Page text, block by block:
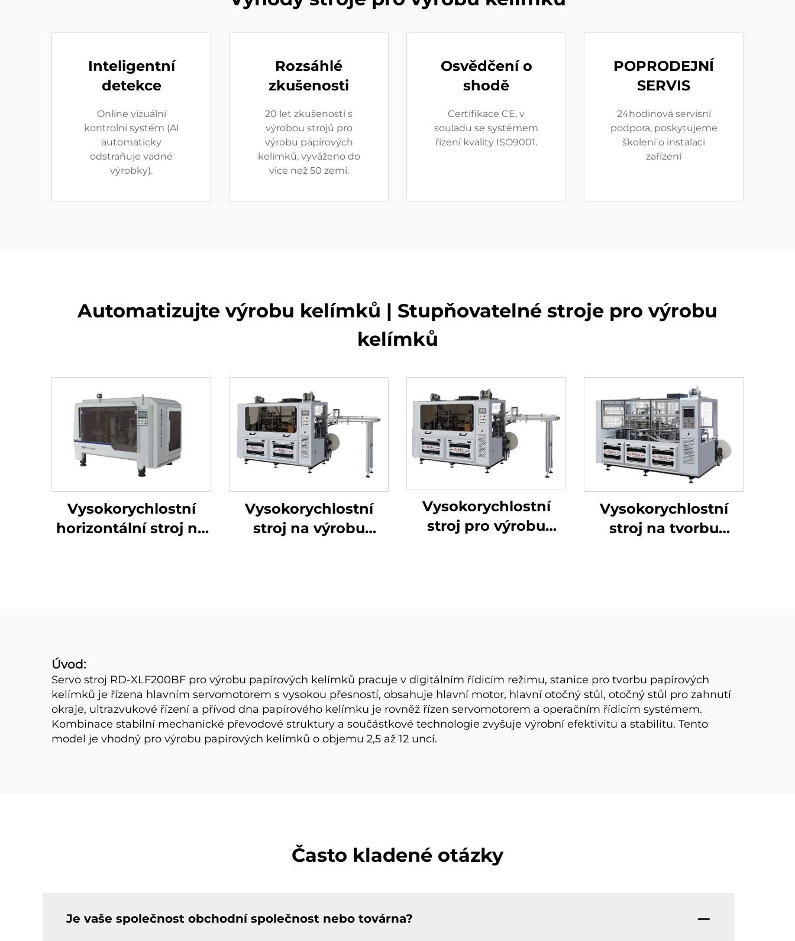
Inteligentní
detekce
Online vizuální
kontrolní systém (AI
automaticky
odstraňuje vadné
výrobky).
Rozsáhlé
zkušenosti
20 let zkušeností s
výrobou strojů pro
výrobu papírových
kelímků, vyváženo do
více než 50 zemí.
Osvědčení o
shodě
Certifikace CE, v
souladu se systémem
řízení kvality ISO9001.
POPRODEJNÍ
SERVIS
24hodinová servisní
podpora, poskytujeme
školení o instalaci
zařízení
Automatizujte výrobu kelímků | Stupňovatelné stroje pro výrobu
kelímků
Vysokorychlostní
horizontální stroj na
Vysokorychlostní
stroj na výrobu
Vysokorychlostní
stroj pro výrobu
Vysokorychlostní
stroj na tvorbu
Úvod:
Servo stroj RD-XLF200BF pro výrobu papírových kelímků pracuje v digitálním řídicím režimu, stanice pro tvorbu papírových
kelímků je řízena hlavním servomotorem s vysokou přesností, obsahuje hlavní motor, hlavní otočný stůl, otočný stůl pro zahnutí
okraje, ultrazvukové řízení a přívod dna papírového kelímku je rovněž řízen servomotorem a operačním řídicím systémem.
Kombinace stabilní mechanické převodové struktury a součástkové technologie zvyšuje výrobní efektivitu a stabilitu. Tento
model je vhodný pro výrobu papírových kelímků o objemu 2,5 až 12 uncí.
Často kladené otázky
Je vaše společnost obchodní společnost nebo továrna?